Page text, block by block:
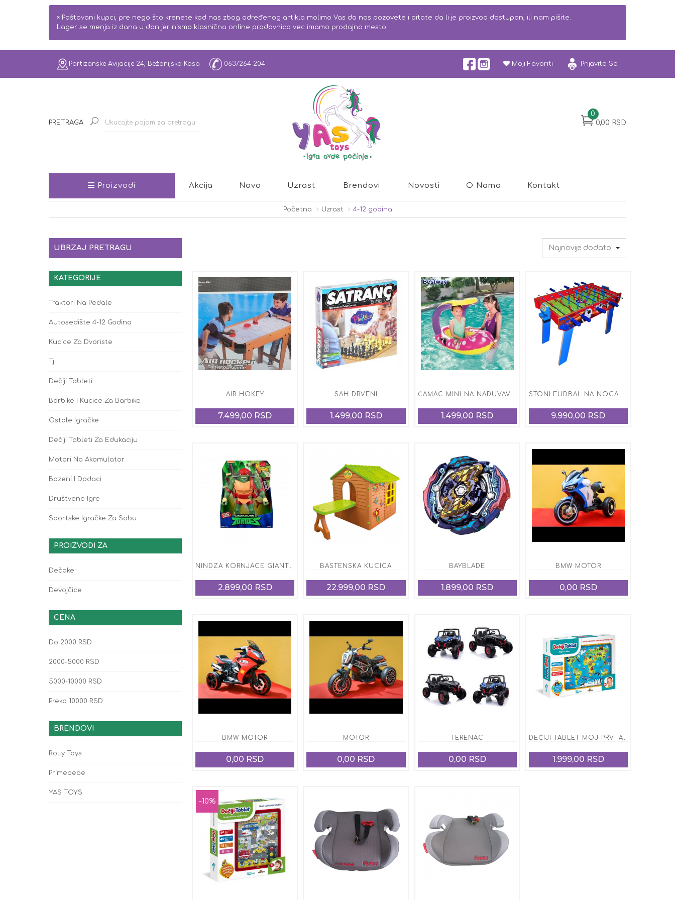
× Poštovani kupci, pre nego što krenete kod nas zbog određenog artikla molimo Vas da nas pozovete i pitate da li je proizvod dostupan, ili nam pišite.
Lager se menja iz dana u dan jer nismo klasnična online prodavnica vec imamo prodajno mesto.
Partizanske Avijacije 24, Bežanijska Kosa 063/264-204 Moji Favoriti Prijavite Se
PRETRAGA
0
0,00 RSD
Proizvodi Akcija Novo Uzrast Brendovi Novosti O Nama Kontakt
Početna Uzrast 4-12 godina
UBRZAJ PRETRAGU
KATEGORIJE
Traktori Na Pedale
Autosedište 4-12 Godina
Kucice Za Dvoriste
Tj
Dečiji Tableti
Barbike I Kucice Za Barbike
Ostale Igračke
Dečiji Tableti Za Edukaciju
Motori Na Akomulator
Bazeni I Dodaci
Društvene Igre
Sportske Igračke Za Sobu
PROIZVODI ZA
Dečake
Devojčice
CENA
Do 2000 RSD
2000-5000 RSD
5000-10000 RSD
Preko 10000 RSD
BRENDOVI
Rolly Toys
Primebebe
YAS TOYS
Najnovije dodato
AIR HOKEY
7.499,00 RSD
SAH DRVENI
1.499,00 RSD
ČAMAC MINI NA NADUVAVANJE ZA VODU
1.499,00 RSD
STONI FUDBAL NA NOGAMA
9.990,00 RSD
NINDZA KORNJACE GIANT FIGURA RAFAELO
2.899,00 RSD
BASTENSKA KUCICA
22.999,00 RSD
BAYBLADE
1.899,00 RSD
BMW MOTOR
0,00 RSD
BMW MOTOR
0,00 RSD
MOTOR
0,00 RSD
TERENAC
0,00 RSD
DEČIJI TABLET MOJ PRVI ATLAS
1.999,00 RSD
-10%